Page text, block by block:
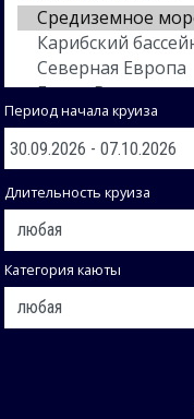
Период начала круиза
Длительность круиза
Категория каюты